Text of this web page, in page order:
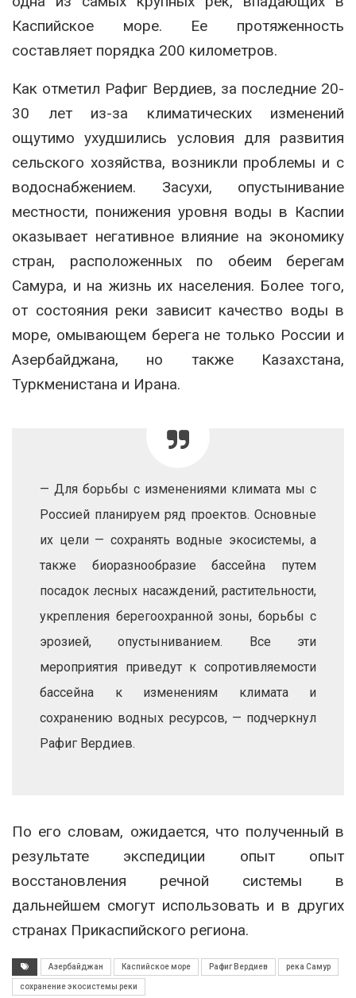
Каспийское море. Ее протяженность
составляет порядка 200 километров.
Как отметил Рафиг Вердиев, за последние 20-
30 лет из-за климатических изменений
ощутимо ухудшились условия для развития
сельского хозяйства, возникли проблемы и с
водоснабжением. Засухи, опустынивание
местности, понижения уровня воды в Каспии
оказывает негативное влияние на экономику
стран, расположенных по обеим берегам
Самура, и на жизнь их населения. Более того,
от состояния реки зависит качество воды в
море, омывающем берега не только России и
Азербайджана, но также Казахстана,
Туркменистана и Ирана.
— Для борьбы с изменениями климата мы с
Россией планируем ряд проектов. Основные
их цели — сохранять водные экосистемы, а
также биоразнообразие бассейна путем
посадок лесных насаждений, растительности,
укрепления берегоохранной зоны, борьбы с
эрозией, опустыниванием. Все эти
мероприятия приведут к сопротивляемости
бассейна к изменениям климата и
сохранению водных ресурсов, — подчеркнул
Рафиг Вердиев.
По его словам, ожидается, что полученный в
результате экспедиции опыт опыт
восстановления речной системы в
дальнейшем смогут использовать и в других
странах Прикаспийского региона.
Азербайджан Каспийское море Рафиг Вердиев река Самур
сохранение экосистемы реки